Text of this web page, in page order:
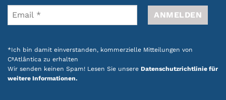
*Ich bin damit einverstanden, kommerzielle Mitteilungen von
CªAtlântica zu erhalten
Wir senden keinen Spam! Lesen Sie unsere Datenschutzrichtlinie für
weitere Informationen.